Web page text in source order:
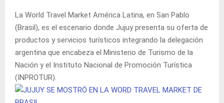
La World Travel Market América Latina, en San Pablo
(Brasil), es el escenario donde Jujuy presenta su oferta de
productos y servicios turísticos integrando la delegación
argentina que encabeza el Ministerio de Turismo de la
Nación y el Instituto Nacional de Promoción Turística
(INPROTUR).